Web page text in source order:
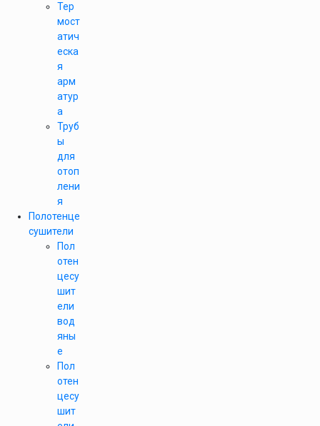
Тер
мост
атич
еска
я
арм
атур
а
Труб
ы
для
отоп
лени
я
Полотенце
сушители
Пол
отен
цесу
шит
ели
вод
яны
е
Пол
отен
цесу
шит